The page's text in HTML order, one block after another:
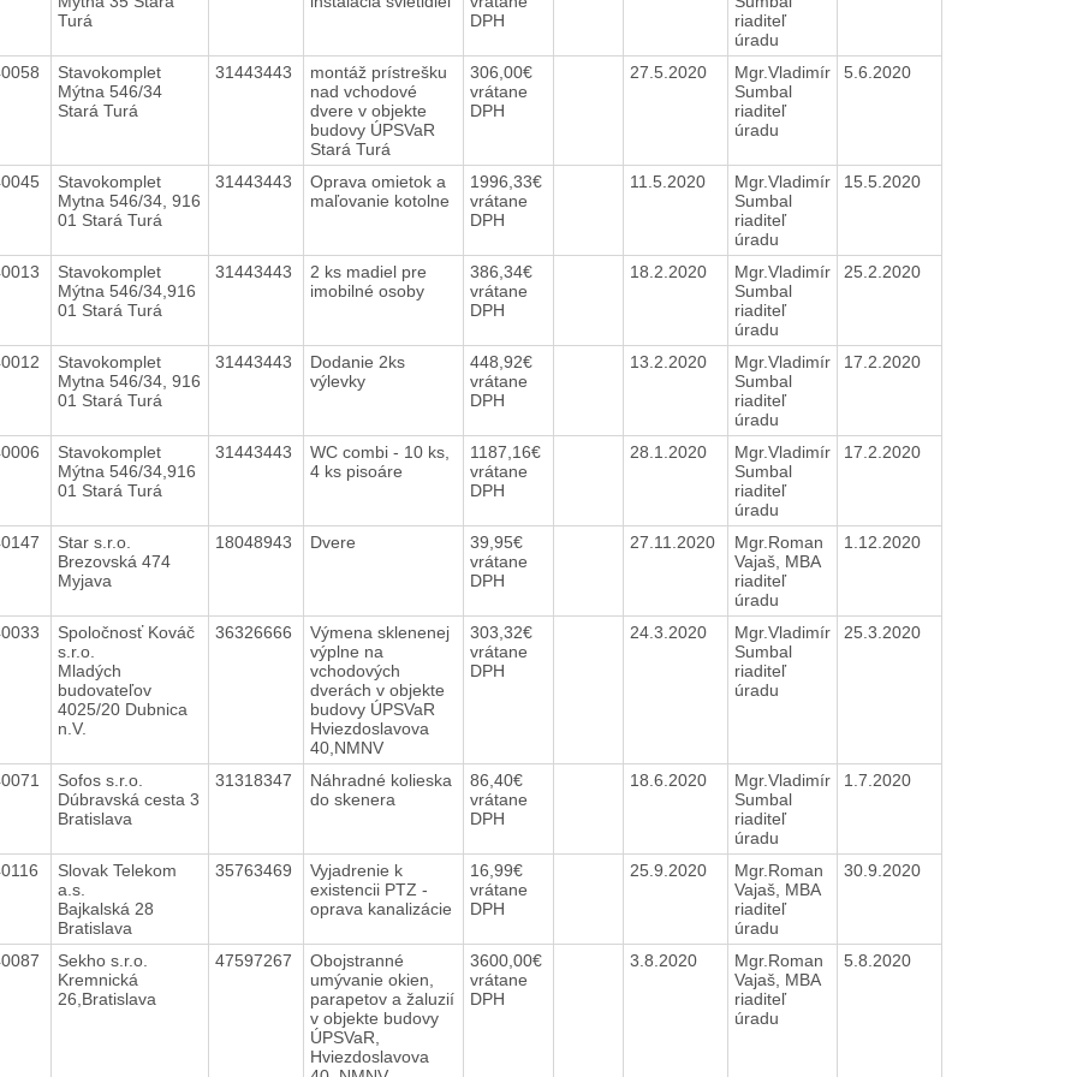
Turá
DPH
riaditeľ
úradu
Stavokomplet
Mýtna 546/34
Stará Turá
31443443
montáž prístrešku
nad vchodové
dvere v objekte
budovy ÚPSVaR
Stará Turá
306,00€
vrátane
DPH
27.5.2020
Mgr.Vladimír
Sumbal
riaditeľ
úradu
5.6.2020
Stavokomplet
Mytna 546/34, 916
01 Stará Turá
31443443
Oprava omietok a
maľovanie kotolne
1996,33€
vrátane
DPH
11.5.2020
Mgr.Vladimír
Sumbal
riaditeľ
úradu
15.5.2020
Stavokomplet
Mýtna 546/34,916
01 Stará Turá
31443443
2 ks madiel pre
imobilné osoby
386,34€
vrátane
DPH
18.2.2020
Mgr.Vladimír
Sumbal
riaditeľ
úradu
25.2.2020
Stavokomplet
Mytna 546/34, 916
01 Stará Turá
31443443
Dodanie 2ks
výlevky
448,92€
vrátane
DPH
13.2.2020
Mgr.Vladimír
Sumbal
riaditeľ
úradu
17.2.2020
Stavokomplet
Mýtna 546/34,916
01 Stará Turá
31443443
WC combi - 10 ks,
4 ks pisoáre
1187,16€
vrátane
DPH
28.1.2020
Mgr.Vladimír
Sumbal
riaditeľ
úradu
17.2.2020
Star s.r.o.
Brezovská 474
Myjava
18048943 Dvere
39,95€
vrátane
DPH
27.11.2020
Mgr.Roman
Vajaš, MBA
riaditeľ
úradu
1.12.2020
Spoločnosť Kováč
s.r.o.
Mladých
budovateľov
4025/20 Dubnica
n.V.
36326666
Výmena sklenenej
výplne na
vchodových
dverách v objekte
budovy ÚPSVaR
Hviezdoslavova
40,NMNV
303,32€
vrátane
DPH
24.3.2020
Mgr.Vladimír
Sumbal
riaditeľ
úradu
25.3.2020
Sofos s.r.o.
Dúbravská cesta 3
Bratislava
31318347
Náhradné kolieska
do skenera
86,40€
vrátane
DPH
18.6.2020
Mgr.Vladimír
Sumbal
riaditeľ
úradu
1.7.2020
Slovak Telekom
a.s.
Bajkalská 28
Bratislava
35763469
Vyjadrenie k
existencii PTZ -
oprava kanalizácie
16,99€
vrátane
DPH
25.9.2020
Mgr.Roman
Vajaš, MBA
riaditeľ
úradu
30.9.2020
Sekho s.r.o.
Kremnická
26,Bratislava
47597267
Obojstranné
umývanie okien,
parapetov a žaluzií
v objekte budovy
ÚPSVaR,
Hviezdoslavova
3600,00€
vrátane
DPH
3.8.2020
Mgr.Roman
Vajaš, MBA
riaditeľ
úradu
5.8.2020